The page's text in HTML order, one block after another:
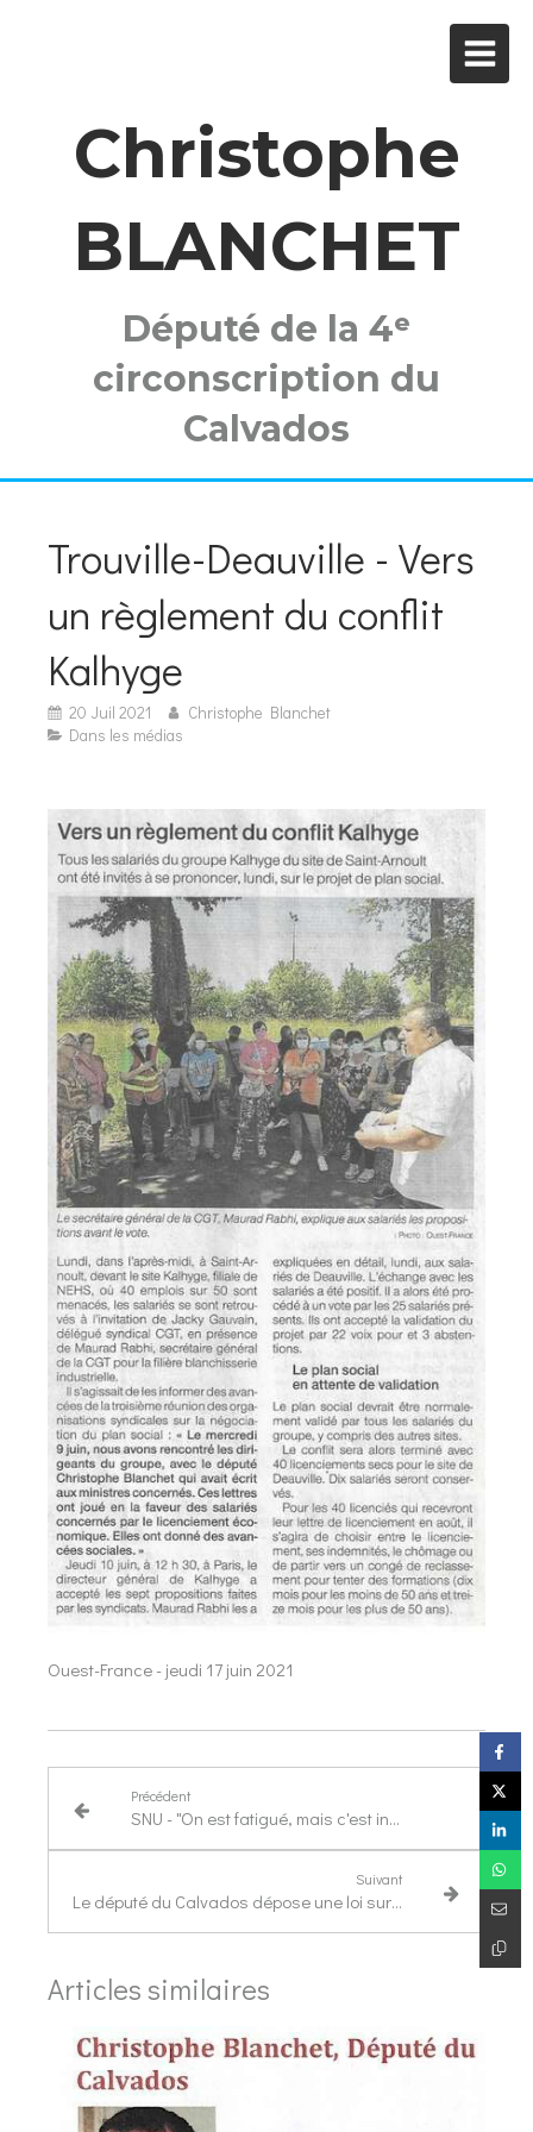
Christophe
BLANCHET
Député de la 4ᵉ
circonscription du
Calvados
Trouville-Deauville - Vers
un règlement du conflit
Kalhyge
20 Juil 2021
Christophe Blanchet
Dans les médias
Ouest-France - jeudi 17 juin 2021
Précédent
SNU - "On est fatigué, mais c'est inoubliable"
Suivant
Le député du Calvados dépose une loi sur le contrefaçon
Articles similaires